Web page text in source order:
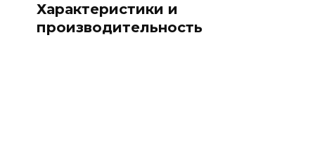
Характеристики и
производительность